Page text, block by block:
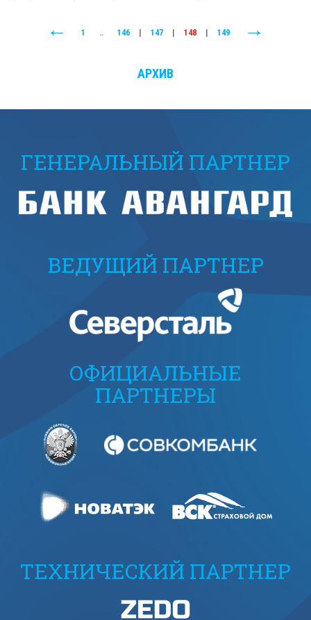
1 .. 146 147 148 149
АРХИВ
ГЕНЕРАЛЬНЫЙ ПАРТНЕР
ВЕДУЩИЙ ПАРТНЕР
ОФИЦИАЛЬНЫЕ
ПАРТНЕРЫ
ТЕХНИЧЕСКИЙ ПАРТНЕР